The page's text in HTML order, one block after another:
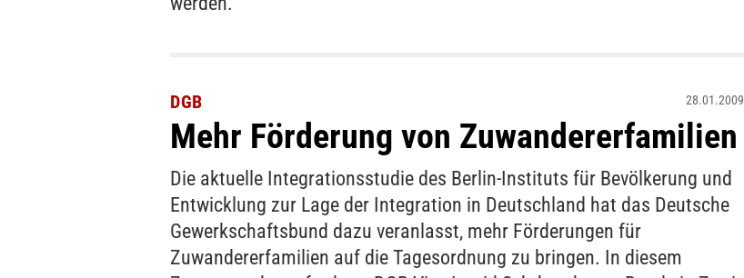
DGB
Mehr Förderung von Zuwandererfamilien
28.01.2009
Die aktuelle Integrationsstudie des Berlin-Instituts für Bevölkerung und
Entwicklung zur Lage der Integration in Deutschland hat das Deutsche
Gewerkschaftsbund dazu veranlasst, mehr Förderungen für
Zuwandererfamilien auf die Tagesordnung zu bringen. In diesem